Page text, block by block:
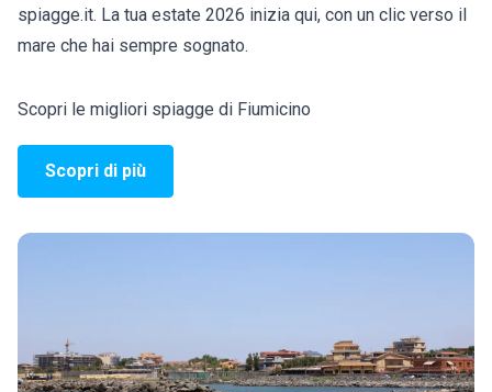
spiagge.it. La tua estate 2026 inizia qui, con un clic verso il
mare che hai sempre sognato.
Scopri le migliori spiagge di Fiumicino
Scopri di più